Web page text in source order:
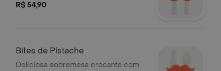
R$ 54,90
Bites de Pistache
Deliciosa sobremesa crocante com